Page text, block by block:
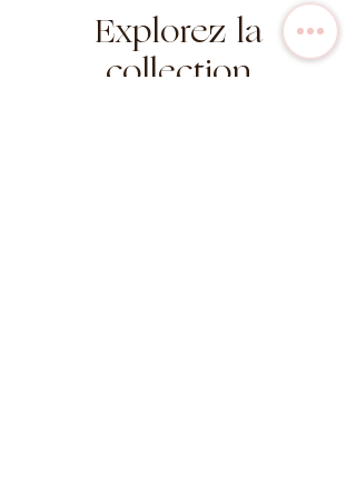
Explorez la
collection